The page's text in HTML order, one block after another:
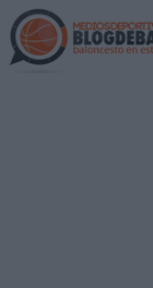
Skip
to
main